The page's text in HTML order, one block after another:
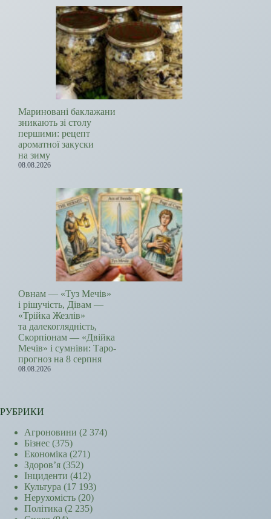
Мариновані баклажани
зникають зі столу
першими: рецепт
ароматної закуски
на зиму
08.08.2026
Овнам — «Туз Мечів»
і рішучість, Дівам —
«Трійка Жезлів»
та далекоглядність,
Скорпіонам — «Двійка
Мечів» і сумніви: Таро-
прогноз на 8 серпня
08.08.2026
РУБРИКИ
Агроновини (2 374)
Бізнес (375)
Економіка (271)
Здоров’я (352)
Інциденти (412)
Культура (17 193)
Нерухомість (20)
Політика (2 235)